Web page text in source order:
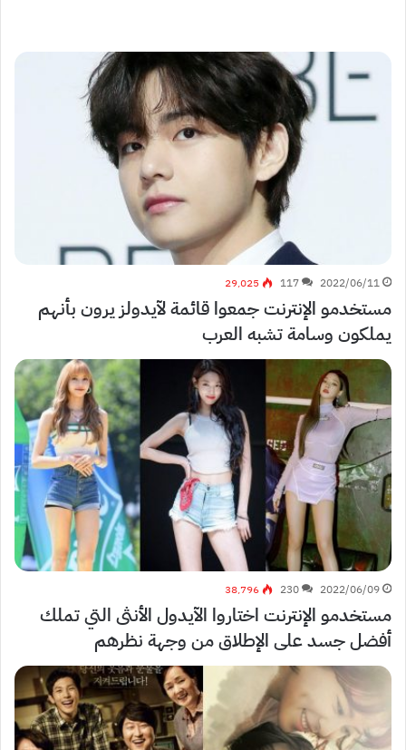
2022/06/11
117 29٬025
مستخدمو الإنترنت جمعوا قائمة لآيدولز يرون بأنهم
يملكون وسامة تشبه العرب
2022/06/09
230 38٬796
مستخدمو الإنترنت اختاروا الآيدول الأنثى التي تملك
أفضل جسد على الإطلاق من وجهة نظرهم